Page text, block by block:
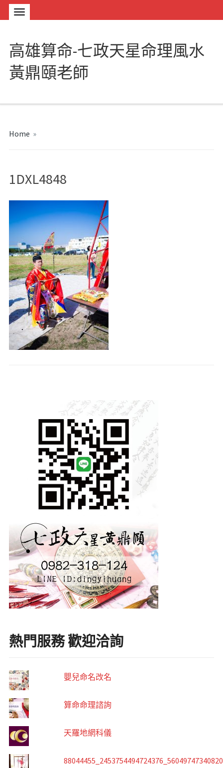
高雄算命-七政天星命理風水
黃鼎頤老師
Home »
1DXL4848
熱門服務 歡迎洽詢
嬰兒命名改名
算命命理諮詢
天羅地網科儀